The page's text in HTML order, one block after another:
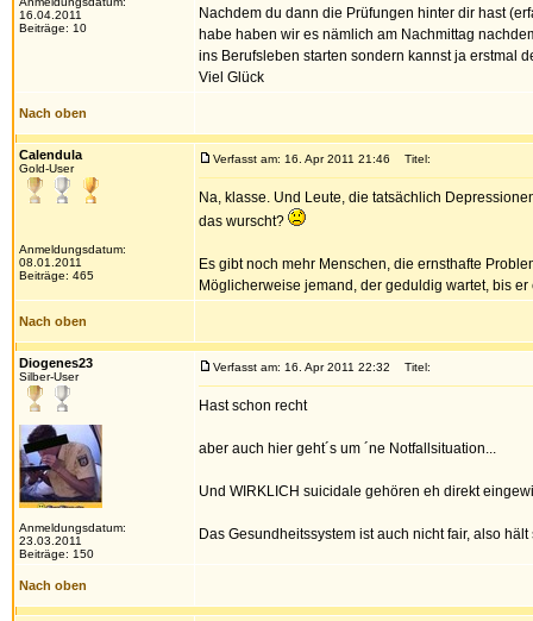
16.04.2011
Beiträge: 10
Nachdem du dann die Prüfungen hinter dir hast
habe haben wir es nämlich am Nachmittag
ins Berufsleben starten sondern kannst ja erstmal
Viel Glück
Nach oben
Calendula
Gold-User
Anmeldungsdatum:
08.01.2011
Beiträge: 465
Verfasst am: 16. Apr 2011 21:46 Titel:
Na, klasse. Und Leute, die tatsächlich
das wurscht?
Es gibt noch mehr Menschen, die ernsthafte
Möglicherweise jemand, der geduldig wartet, bis
Nach oben
Diogenes23
Silber-User
Anmeldungsdatum:
23.03.2011
Beiträge: 150
Verfasst am: 16. Apr 2011 22:32 Titel:
Hast schon recht
aber auch hier geht´s um ´ne Notfallsituation...
Und WIRKLICH suicidale gehören eh direkt
Das Gesundheitssystem ist auch nicht fair, also
Nach oben